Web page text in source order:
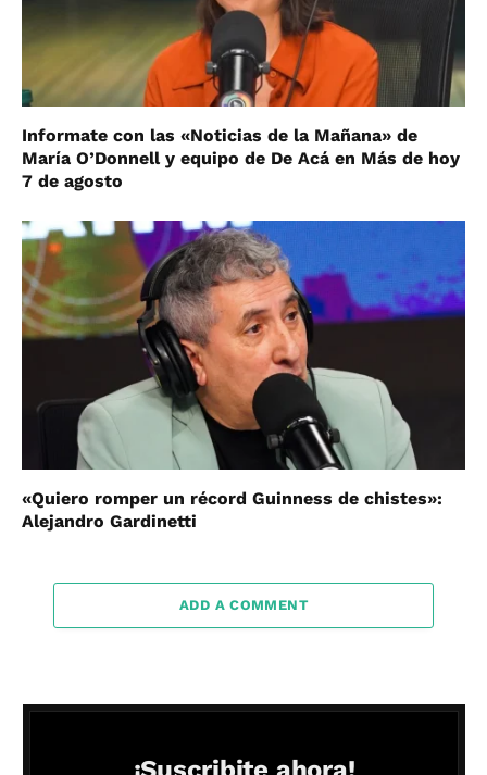
Informate con las «Noticias de la Mañana» de
María O’Donnell y equipo de De Acá en Más de hoy
7 de agosto
«Quiero romper un récord Guinness de chistes»:
Alejandro Gardinetti
ADD A COMMENT